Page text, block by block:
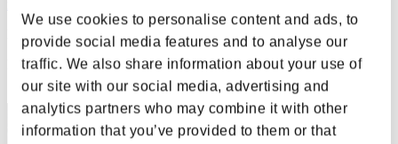
We use cookies to personalise content and ads, to
provide social media features and to analyse our
traffic. We also share information about your use of
our site with our social media, advertising and
analytics partners who may combine it with other
information that you’ve provided to them or that
Puntos:Lv:100/03'07"95
Posición
122